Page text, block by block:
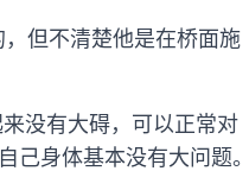
但不清楚他是在桥面施
没有大碍，可以正常对
身体基本没有大问题。